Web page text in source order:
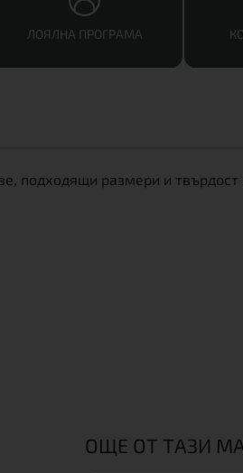
ЛОЯЛНА ПРОГРАМА
подходящи размери и твърдост
ОЩЕ ОТ ТАЗИ